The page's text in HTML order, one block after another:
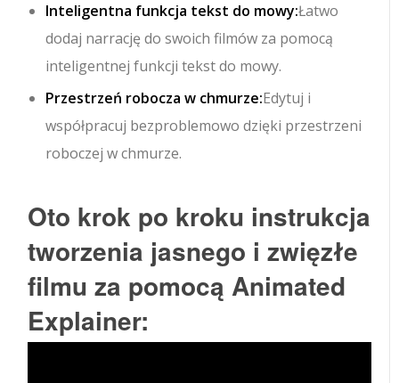
Inteligentna funkcja tekst do mowy:Łatwo
dodaj narrację do swoich filmów za pomocą
inteligentnej funkcji tekst do mowy.
Przestrzeń robocza w chmurze:Edytuj i
współpracuj bezproblemowo dzięki przestrzeni
roboczej w chmurze.
Oto krok po kroku instrukcja
tworzenia jasnego i zwięzłe
filmu za pomocą Animated
Explainer: